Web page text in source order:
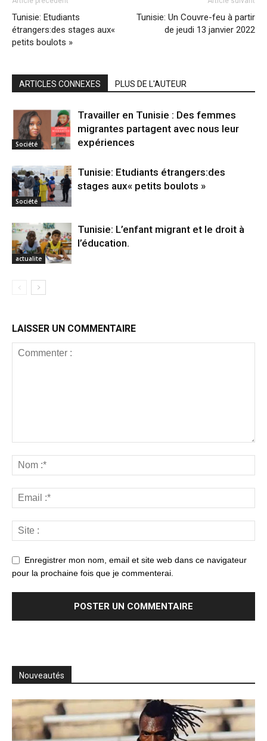
Tunisie: Etudiants
étrangers:des stages aux«
petits boulots »
Tunisie: Un Couvre-feu à partir
de jeudi 13 janvier 2022
ARTICLES CONNEXES PLUS DE L'AUTEUR
Société
Travailler en Tunisie : Des femmes
migrantes partagent avec nous leur
expériences
Société
Tunisie: Etudiants étrangers:des
stages aux« petits boulots »
actualite
Tunisie: L’enfant migrant et le droit à
l’éducation.
LAISSER UN COMMENTAIRE
Enregistrer mon nom, email et site web dans ce navigateur
pour la prochaine fois que je commenterai.
Nouveautés